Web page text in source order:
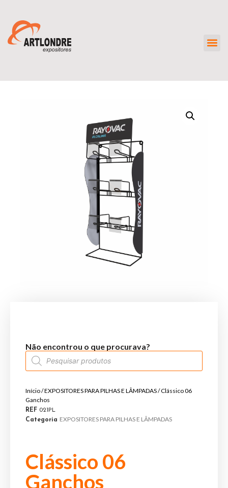
Não encontrou o que procurava?
Início/EXPOSITORES PARA PILHAS E LÂMPADAS/ Clássico 06
Ganchos
REF 021PL
Categoria EXPOSITORES PARA PILHAS E LÂMPADAS
Clássico 06
Ganchos